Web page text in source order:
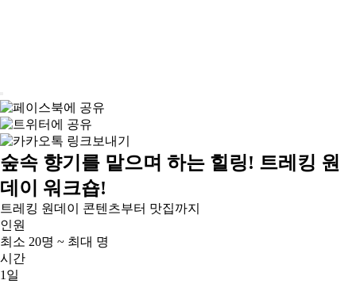
숲속 향기를 맡으며 하는 힐링! 트레킹 원
데이 워크숍!
트레킹 원데이 콘텐츠부터 맛집까지
인원
최소 20명 ~ 최대 명
시간
1일